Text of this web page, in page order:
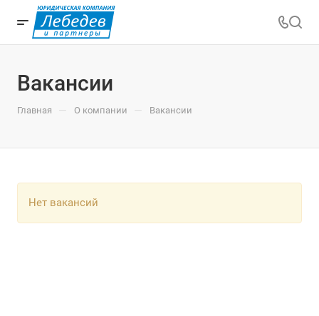
Вакансии
Главная — О компании — Вакансии
Нет вакансий